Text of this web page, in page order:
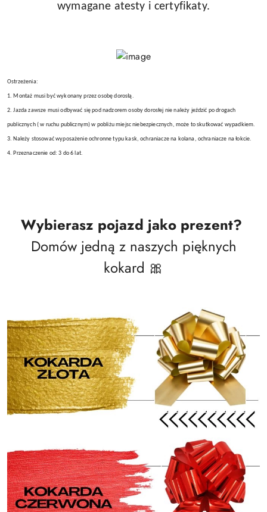
wymagane atesty i certyfikaty.
Ostrzeżenia:
1. Montaż musi być wykonany przez osobę dorosłą.
2. Jazda zawsze musi odbywać się pod nadzorem osoby dorosłej nie należy jeździć po drogach
publicznych ( w ruchu publicznym) w pobliżu miejsc niebezpiecznych, może to skutkować wypadkiem.
3. Należy stosować wyposażenie ochronne typu kask, ochraniacze na kolana, ochraniacze na łokcie.
4. Przeznaczenie od: 3 do 6 lat.
Wybierasz pojazd jako prezent?
Domów jedną z naszych pięknych
kokard 🎀